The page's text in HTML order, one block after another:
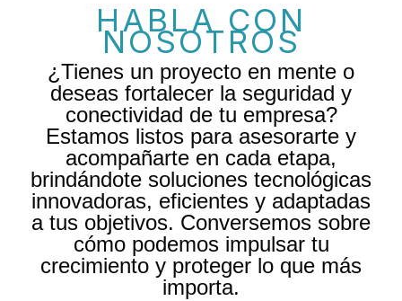
HABLA CON
NOSOTROS
¿Tienes un proyecto en mente o
deseas fortalecer la seguridad y
conectividad de tu empresa?
Estamos listos para asesorarte y
acompañarte en cada etapa,
brindándote soluciones tecnológicas
innovadoras, eficientes y adaptadas
a tus objetivos. Conversemos sobre
cómo podemos impulsar tu
crecimiento y proteger lo que más
importa.